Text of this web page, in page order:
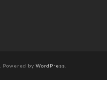
. Powered by WordPress